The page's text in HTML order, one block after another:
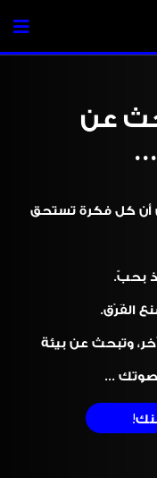
عن
أن كل فكرة تستحق
بحبّ.
الفَرْق.
وتبحث عن بيئة
صوتك ...